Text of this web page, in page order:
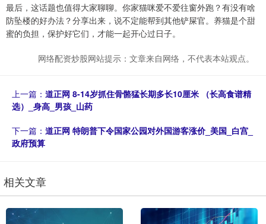
最后，这话题也值得大家聊聊。你家猫咪爱不爱往窗外跑？有没有啥
防坠楼的好办法？分享出来，说不定能帮到其他铲屎官。养猫是个甜
蜜的负担，保护好它们，才能一起开心过日子。
网络配资炒股网站提示：文章来自网络，不代表本站观点。
上一篇： 道正网 8-14岁抓住骨骼猛长期多长10厘米 （长高食谱精
选）_身高_男孩_山药
下一篇： 道正网 特朗普下令国家公园对外国游客涨价_美国_白宫_
政府预算
相关文章